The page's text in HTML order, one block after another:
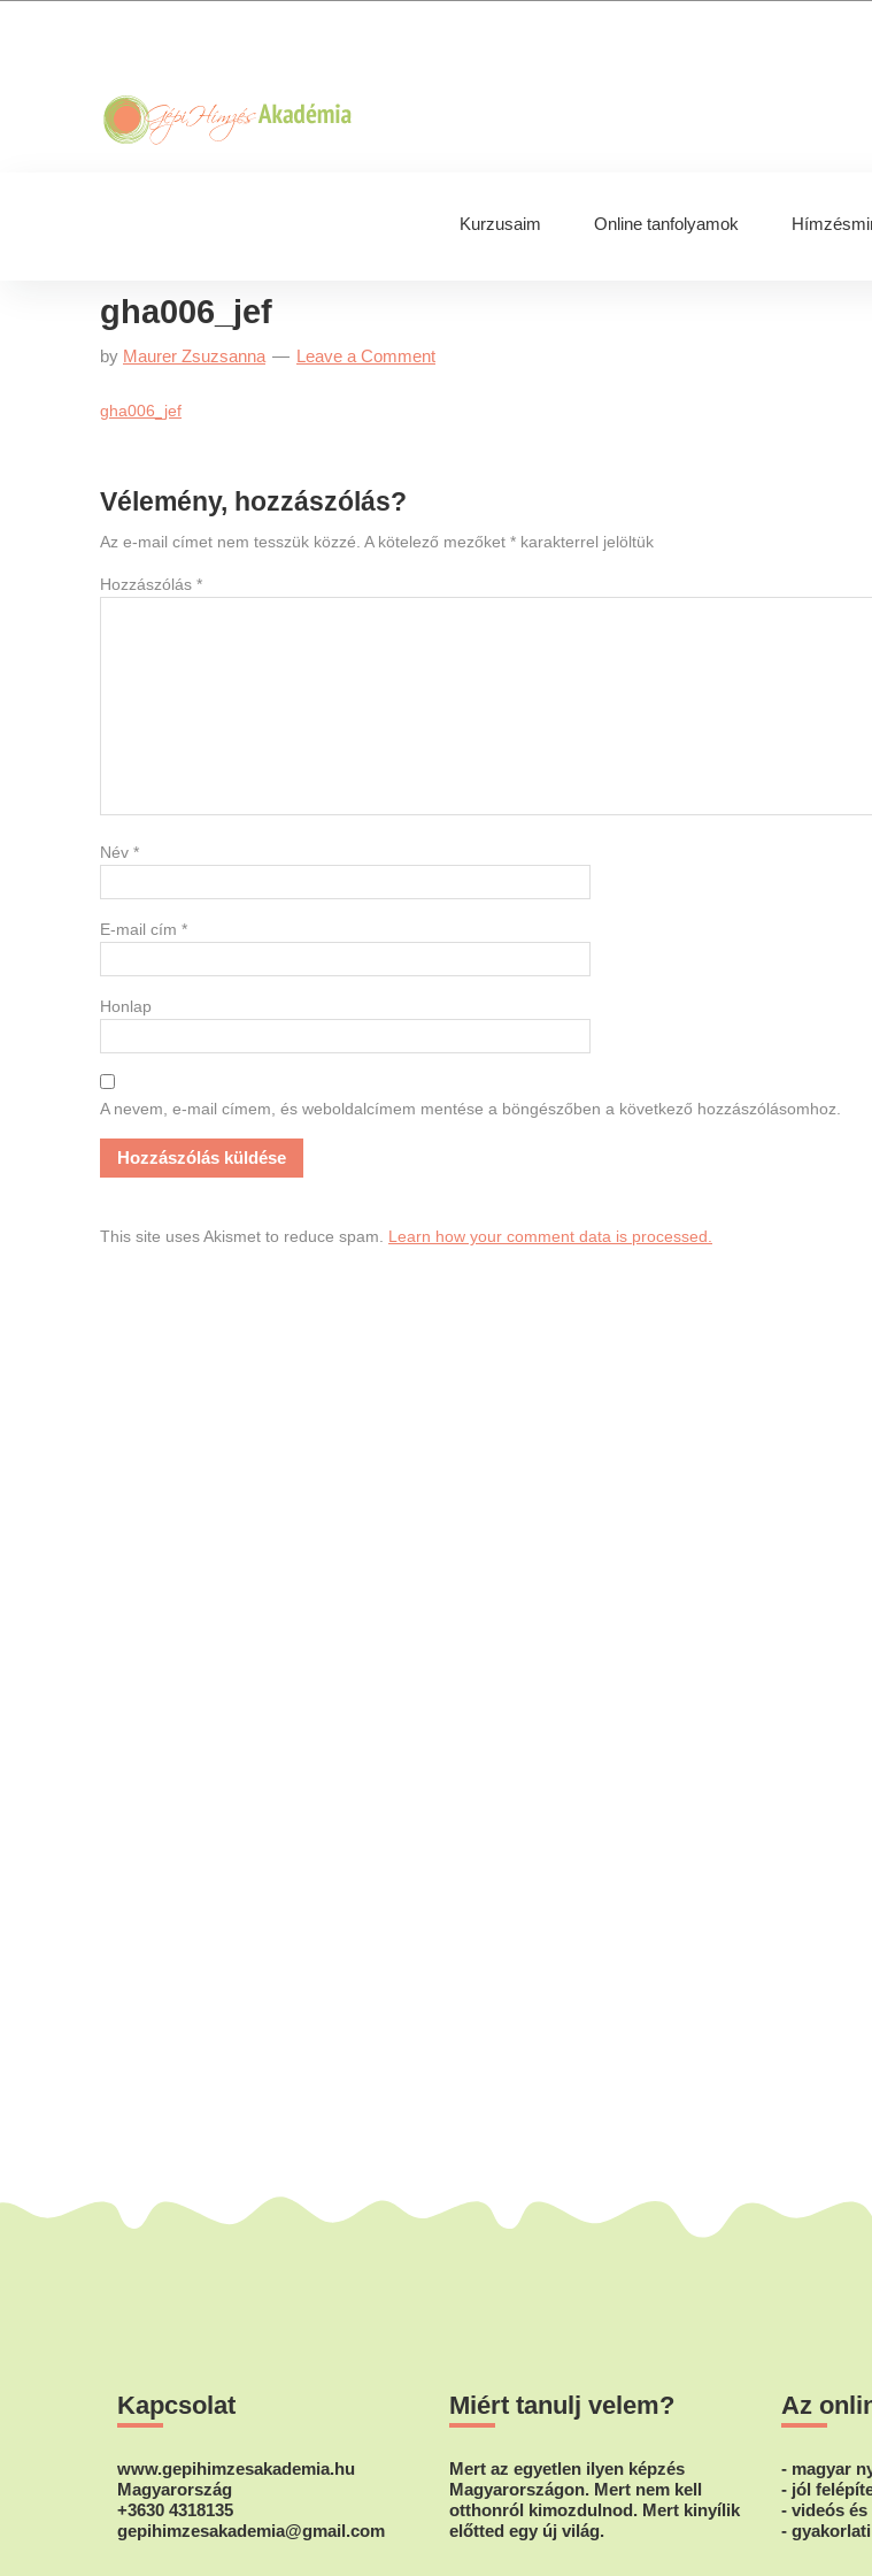
Kurzusaim Online tanfolyamok
gha006_jef
by Maurer Zsuzsanna Leave a Comment
gha006_jef
Reader
Interactions
Vélemény, hozzászólás?
Az e-mail címet nem tesszük közzé. A kötelező mezőket * karakterrel jelöltük
Hozzászólás *
Név *
E-mail cím *
Honlap
A nevem, e-mail címem, és weboldalcímem mentése a böngészőben a következő hozzászólásomhoz.
This site uses Akismet to reduce spam. Learn how your comment data is processed.
Kapcsolat
www.gepihimzesakademia.hu
Magyarország
+3630 4318135
gepihimzesakademia@gmail.com
Miért tanulj velem?
Mert az egyetlen ilyen képzés
Magyarországon. Mert nem kell
otthonról kimozdulnod. Mert kinyílik
előtted egy új világ.
Az
- magyar
- jól
- videós és
-